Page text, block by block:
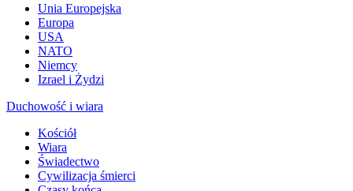
Unia Europejska
Europa
USA
NATO
Niemcy
Izrael i Żydzi
Duchowość i wiara
Kościół
Wiara
Świadectwo
Cywilizacja śmierci